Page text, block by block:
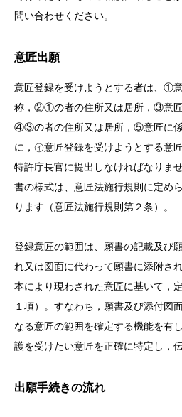
問い合わせください。
意匠出願
意匠登録を受けようとする者は、①
称，②①の者の住所又は居所，③意匠
④③の者の住所又は居所，⑤意匠に
に，㋑意匠登録を受けようとする意
特許庁長官に提出しなければなりま
書の様式は、意匠法施行規則に定め
ります（意匠法施行規則第２条）。
登録意匠の範囲は、願書の記載及び
れ又は図面に代わって願書に添附さ
本により現わされた意匠に基いて，
１項）。すなわち，願書及び添付図
なる意匠の範囲を確定する機能を有
護を受けたい意匠を正確に特定し，
出願手続きの流れ